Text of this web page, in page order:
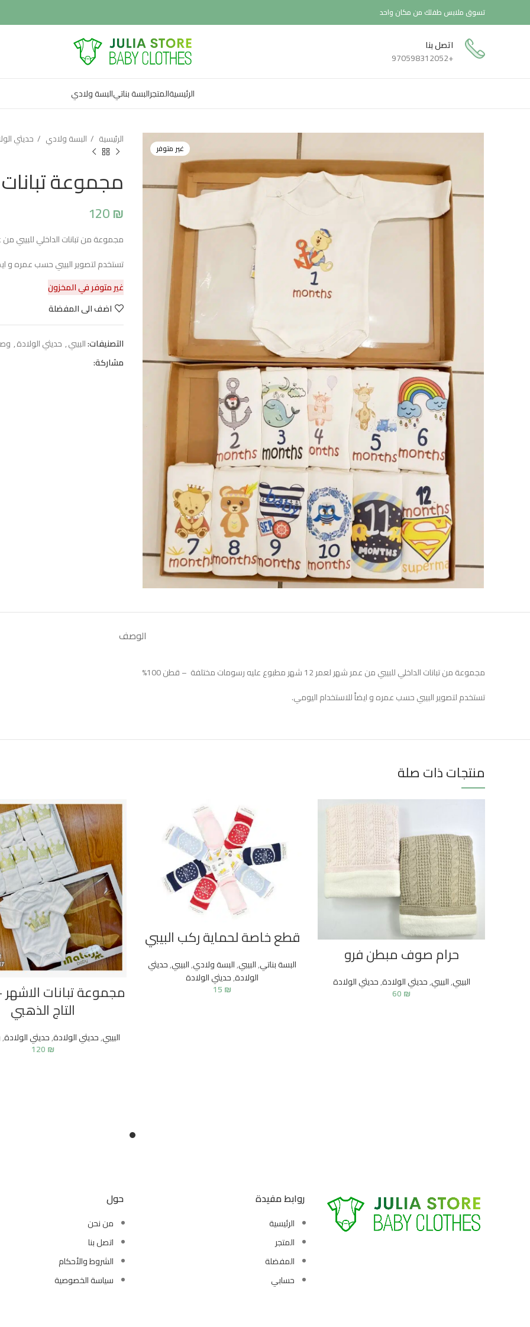
تسوق ملابس طفلك من مكان واحد
اتصل بنا
+970598312052
الرئيسيةالمتجرالبسة بناتيالبسة ولادي
غير متوفر
الرئيسية البسة ولادي حديثي
مجموعة
120₪
مجموعة من تبانات الداخلي للبيبي من عمر شهر لعمر 12 شهر مطبوع
تستخدم لتصوير البيبي حسب عمره و
غير متوفر في المخزون
اضف الى المفضلة
التصنيفات:البيبي, حديثي الولادة,
مشاركة:
الوصف
مجموعة من تبانات الداخلي للبيبي من عمر شهر لعمر 12 شهر مطبوع عليه رسومات مختلفة – قطن 100%
تستخدم لتصوير البيبي حسب عمره و ايضاً للاستخدام اليومي.
منتجات ذات صلة
حرام صوف مبطن فرو
البيبي,البيبي,حديثي الولادة,حديثي الولادة
60₪
قطع خاصة لحماية ركب البيبي
البسة بناتي,البيبي,البسة ولادي,البيبي,حديثي
الولادة,حديثي الولادة
15₪ مجموعة تبانات
التاج الذهبي
البيبي,حديثي الولادة,حديثي الولادة,
120₪
روابط مفيدة
الرئيسية
المتجر
المفضلة
حسابي
حول
من نحن
اتصل بنا
الشروط والأحكام
سياسة الخصوصية